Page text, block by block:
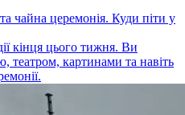
чайна церемонія. Куди піти у
кінця цього тижня. Ви
театром, картинами та навіть